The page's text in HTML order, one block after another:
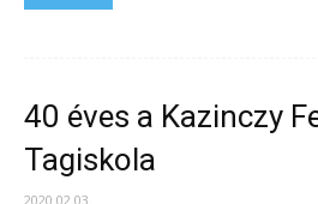
40 éves a Kazinczy
Tagiskola
2020.02.03.